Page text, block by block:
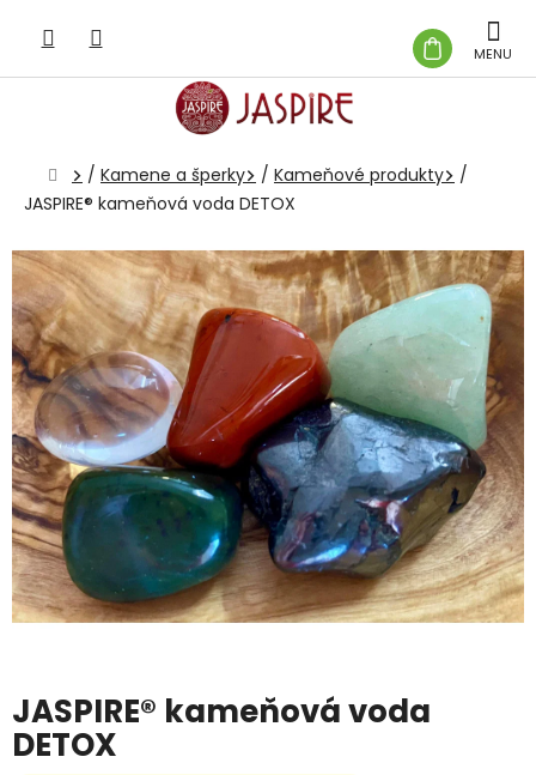
obsah
KOŠÍK
Domov
/ Kamene a šperky / Kameňové produkty
/
JASPIRE® kameňová voda DETOX
JASPIRE® kameňová voda
DETOX